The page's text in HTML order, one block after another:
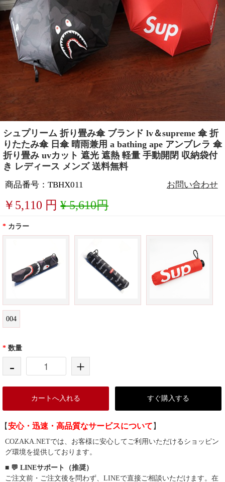
シュプリーム 折り畳み傘 ブランド lv＆supreme 傘 折
りたたみ傘 日傘 晴雨兼用 a bathing ape アンブレラ 傘
折り畳み uvカット 遮光 遮熱 軽量 手動開閉 収納袋付
き レディース メンズ 送料無料
商品番号：TBHX011 お問い合わせ
￥ 5,110 円 ¥ 5,610円
* カラー
004
* 数量
- +
カートへ入れる すぐ購入する
【安心・迅速・高品質なサービスについて 】
COZAKA.NETでは、お客様に安心してご利用いただけるショッピン
グ環境を提供しております。
■ 💬 LINEサポート（推奨）
ご注文前・ご注文後を問わず、LINEで直接ご相談いただけます。在